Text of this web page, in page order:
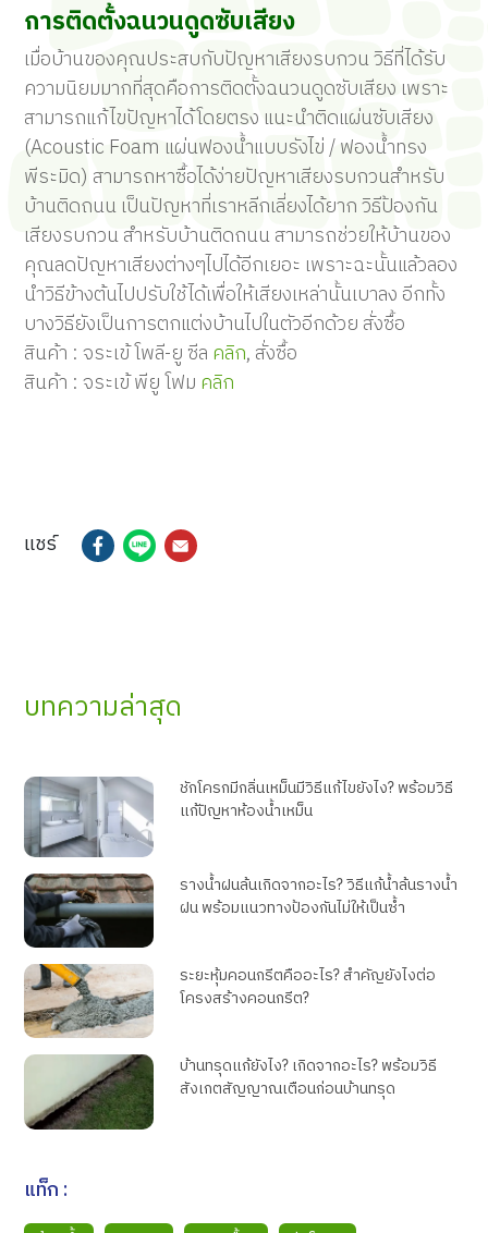
การติดตั้งฉนวนดูดซับเสียง
เมื่อบ้านของคุณประสบกับปัญหาเสียงรบกวน วิธีที่ได้รับ
ความนิยมมากที่สุดคือการติดตั้งฉนวนดูดซับเสียง เพราะ
สามารถแก้ไขปัญหาได้โดยตรง แนะนำติดแผ่นซับเสียง
(Acoustic Foam แผ่นฟองน้ำแบบรังไข่ / ฟองน้ำทรง
พีระมิด) สามารถหาซื้อได้ง่ายปัญหาเสียงรบกวนสำหรับ
บ้านติดถนน เป็นปัญหาที่เราหลีกเลี่ยงได้ยาก วิธีป้องกัน
เสียงรบกวน สำหรับบ้านติดถนน สามารถช่วยให้บ้านของ
คุณลดปัญหาเสียงต่างๆไปได้อีกเยอะ เพราะฉะนั้นแล้วลอง
นำวิธีข้างต้นไปปรับใช้ได้เพื่อให้เสียงเหล่านั้นเบาลง อีกทั้ง
บางวิธียังเป็นการตกแต่งบ้านไปในตัวอีกด้วย สั่งซื้อ
สินค้า : จระเข้โพลี-ยู ซีล คลิก, สั่งซื้อ
สินค้า : จระเข้พียูโฟม คลิก
แชร์
บทความล่าสุด
ชักโครกมีกลิ่นเหม็นมีวิธีแก้ไขยังไง? พร้อมวิธี
แก้ปัญหาห้องน้ำเหม็น
รางน้ำฝนล้นเกิดจากอะไร? วิธีแก้น้ำล้นรางน้ำ
ฝน พร้อมแนวทางป้องกันไม่ให้เป็นซ้ำ
ระยะหุ้มคอนกรีตคืออะไร? สำคัญยังไงต่อ
โครงสร้างคอนกรีต?
บ้านทรุดแก้ยังไง? เกิดจากอะไร? พร้อมวิธี
สังเกตสัญญาณเตือนก่อนบ้านทรุด
แท็ก :